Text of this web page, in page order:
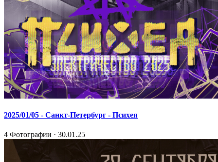
2025/01/05 - Санкт-Петербург - Психея
4 Фотографии · 30.01.25